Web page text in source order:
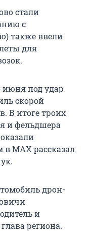
стали
с
также ввели
для
июня под удар
скорой
В итоге троих
и фельдшера
MAX рассказал
дрон-
и
региона.